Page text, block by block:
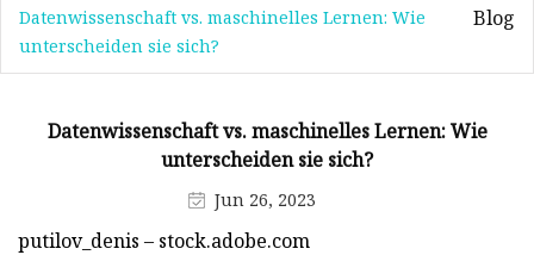
Datenwissenschaft vs. maschinelles Lernen: Wie
unterscheiden sie sich?
Blog
Datenwissenschaft vs. maschinelles Lernen: Wie
unterscheiden sie sich?
Jun 26, 2023
putilov_denis – stock.adobe.com